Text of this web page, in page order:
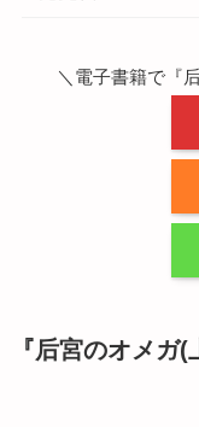
＼電子書籍で『
『后宮のオメガ